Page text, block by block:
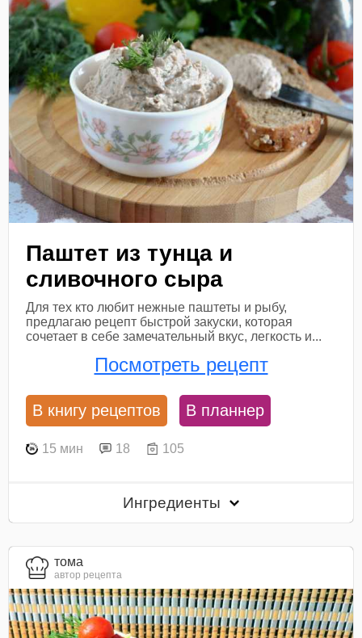
Паштет из тунца и
сливочного сыра
Для тех кто любит нежные паштеты и рыбу,
предлагаю рецепт быстрой закуски, которая
сочетает в себе замечательный вкус, легкость и...
Посмотреть рецепт
В книгу рецептов В планнер
15 мин 18 105
Ингредиенты
тома
автор рецепта